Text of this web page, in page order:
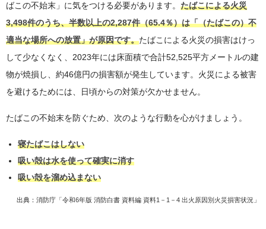
ばこの不始末」に気をつける必要があります。 たばこによる火災
3,498件のうち、半数以上の2,287件（65.4％）は「（たばこの）不
適当な場所への放置」が原因です。たばこによる火災の損害はけっ
して少なくなく、2023年には床面積で合計52,525平方メートルの建
物が焼損し、約46億円の損害額が発生しています。火災による被害
を避けるためには、日頃からの対策が欠かせません。
たばこの不始末を防ぐため、次のような行動を心がけましょう。
寝たばこはしない
吸い殻は水を使って確実に消す
吸い殻を溜め込まない
出典： 消防庁「令和6年版 消防白書 資料編 資料1－1－4 出火原因別火災損害状況」